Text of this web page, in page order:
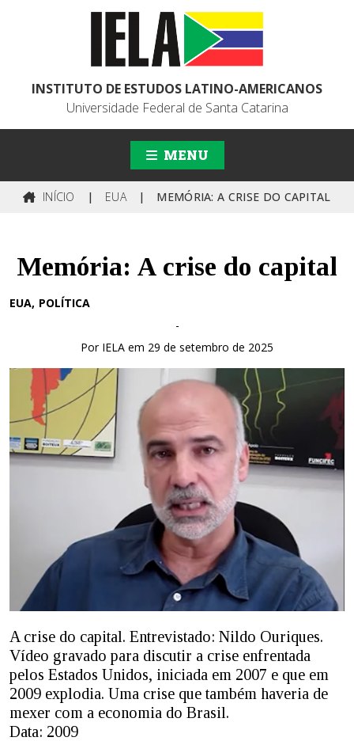
INSTITUTO DE ESTUDOS LATINO-AMERICANOS
Universidade Federal de Santa Catarina
MENU
INÍCIO | EUA | MEMÓRIA: A CRISE DO CAPITAL
Memória: A crise do capital
EUA POLÍTICA
-
Por IELA em 29 de setembro de 2025
A crise do capital. Entrevistado: Nildo Ouriques.
Vídeo gravado para discutir a crise enfrentada
pelos Estados Unidos, iniciada em 2007 e que em
2009 explodia. Uma crise que também haveria de
mexer com a economia do Brasil.
Data: 2009